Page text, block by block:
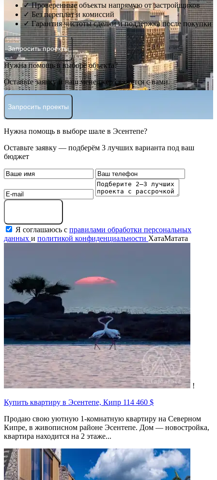
✓ Проверенные объекты напрямую от застройщиков
✓ Без переплат и комиссий
✓ Гарантия чистоты сделки и поддержка после покупки
Запросить проекты
Нужна помощь в выборе объекта?
Оставьте заявку и наш менеджер свяжется с вами.
Запросить проекты
Нужна помощь в выборе шале в Эсентепе?
Оставьте заявку — подберём 3 лучших варианта под ваш
бюджет
Я соглашаюсь с правилами обработки персональных
данных и политикой конфиденциальности ХатаМатата
!
Купить квартиру в Эсентепе, Кипр 114 460 $
Продаю свою уютную 1-комнатную квартиру на Северном
Кипре, в живописном районе Эсентепе. Дом — новостройка,
квартира находится на 2 этаже...